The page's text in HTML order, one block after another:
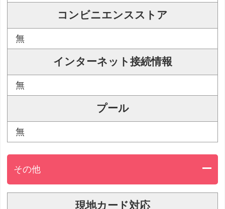
コンビニエンスストア
無
インターネット接続情報
無
プール
無
その他
現地カード対応